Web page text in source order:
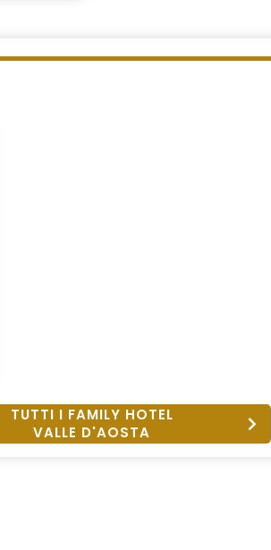
TUTTI I FAMILY HOTEL
VALLE D'AOSTA